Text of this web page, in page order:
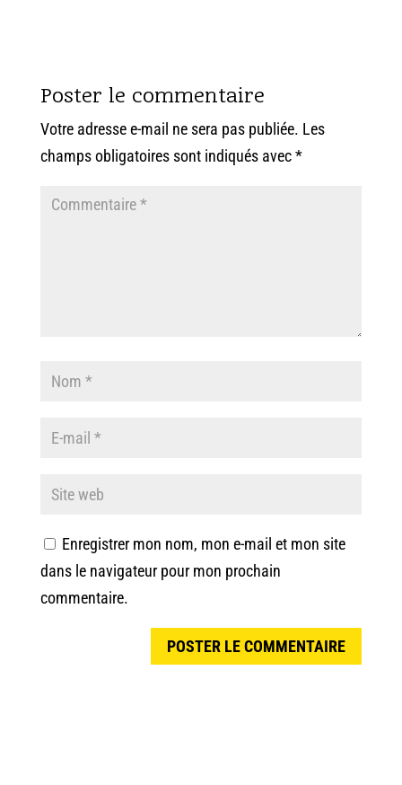
Poster le commentaire
Votre adresse e-mail ne sera pas publiée. Les
champs obligatoires sont indiqués avec*
Enregistrer mon nom, mon e-mail et mon site
dans le navigateur pour mon prochain
commentaire.